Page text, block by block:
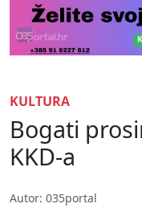
KULTURA
Bogati
KKD-a
Autor: 035portal